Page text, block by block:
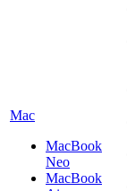
Mac
MacBook
Neo
MacBook